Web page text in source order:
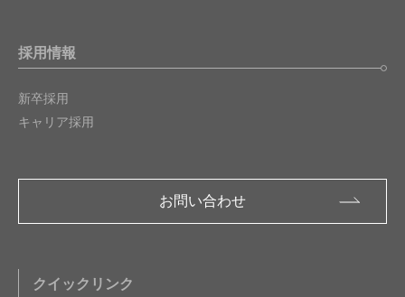
採用情報
新卒採用
キャリア採用
お問い合わせ
クイックリンク